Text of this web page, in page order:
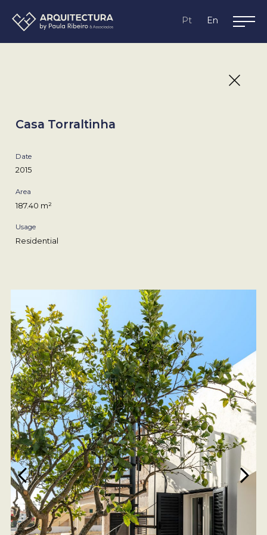
Lagos,
Algarve
Pt En
Casa Torraltinha
Date
2015
Area
187.40 m²
Usage
Residential